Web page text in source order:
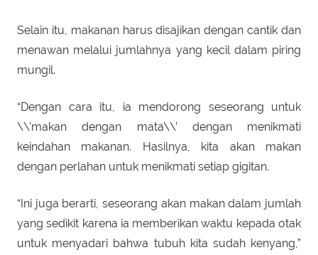
Selain itu, makanan harus disajikan dengan cantik dan
menawan melalui jumlahnya yang kecil dalam piring
mungil.
“Dengan cara itu, ia mendorong seseorang untuk
\\’makan dengan mata\\’ dengan menikmati
keindahan makanan. Hasilnya, kita akan makan
dengan perlahan untuk menikmati setiap gigitan.
“Ini juga berarti, seseorang akan makan dalam jumlah
yang sedikit karena ia memberikan waktu kepada otak
untuk menyadari bahwa tubuh kita sudah kenyang,”